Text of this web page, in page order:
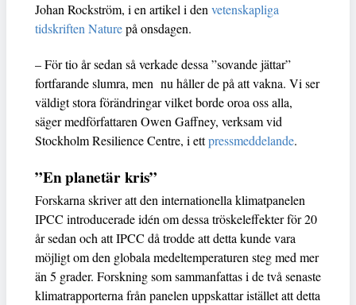
Johan Rockström, i en artikel i denvetenskapliga
tidskriften Naturepå onsdagen.
– För tio år sedan så verkade dessa ”sovande jättar”
fortfarande slumra, men nu håller de på att vakna. Vi ser
väldigt stora förändringar vilket borde oroa oss alla,
säger medförfattaren Owen Gaffney, verksam vid
Stockholm Resilience Centre, i ettpressmeddelande.
”En planetär kris”
Forskarna skriver att den internationella klimatpanelen
IPCC introducerade idén om dessa tröskeleffekter för 20
år sedan och att IPCC då trodde att detta kunde vara
möjligt om den globala medeltemperaturen steg med mer
än 5 grader. Forskning som sammanfattas i de två senaste
klimatrapporterna från panelen uppskattar istället att detta